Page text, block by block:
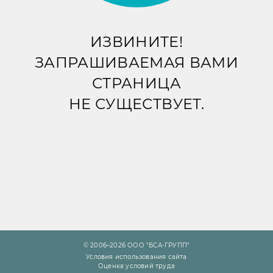
ИЗВИНИТЕ!
ЗАПРАШИВАЕМАЯ ВАМИ
СТРАНИЦА
НЕ СУЩЕСТВУЕТ.
© 2006–2026 ООО "БСА-ГРУПП"
Условия использования сайта
Оценка условий труда